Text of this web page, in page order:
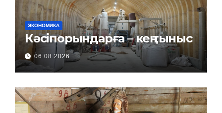
ЭКОНОМИКА
Кәсіпорындарға – кең тыныс
06.08.2026